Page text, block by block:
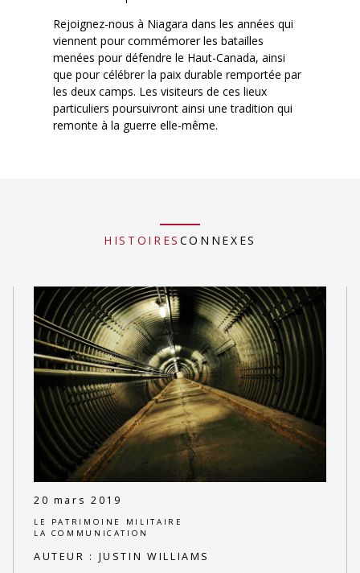
Rejoignez-nous à Niagara dans les années qui
viennent pour commémorer les batailles
menées pour défendre le Haut-Canada, ainsi
que pour célébrer la paix durable remportée par
les deux camps. Les visiteurs de ces lieux
particuliers poursuivront ainsi une tradition qui
remonte à la guerre elle-même.
HISTOIRES CONNEXES
20 mars 2019
LE PATRIMOINE MILITAIRE
LA COMMUNICATION
AUTEUR : JUSTIN WILLIAMS